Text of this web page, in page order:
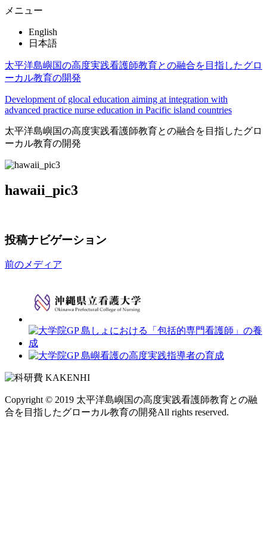
メニュー
English
日本語
太平洋島嶼国の高度実践看護師教育との融合を目指したグロ
ーカル教育の開発
Development of glocal education aiming at integration with
advanced practice nurse education in Pacific island countries
太平洋島嶼国の高度実践看護師教育との融合を目指したグロ
ーカル教育の開発
hawaii_pic3
投稿ナビゲーション
前のメディア
Copyright © 2019 太平洋島嶼国の高度実践看護師教育との融
合を目指したグローカル教育の開発All rights reserved.